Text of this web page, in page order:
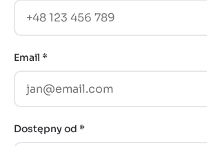
Email *
Dostępny od *